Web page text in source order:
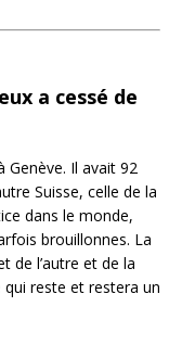
a cessé de
Genève. Il avait 92
Suisse, celle de la
dans le monde,
brouillonnes. La
de l’autre et de la
reste et restera un